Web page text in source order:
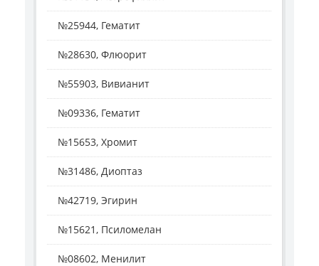
№25944, Гематит
№28630, Флюорит
№55903, Вивианит
№09336, Гематит
№15653, Хромит
№31486, Диоптаз
№42719, Эгирин
№15621, Псиломелан
№08602, Менилит